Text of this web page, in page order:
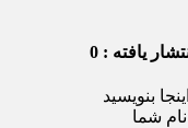
یافته : 0
بنویسید
نام شما